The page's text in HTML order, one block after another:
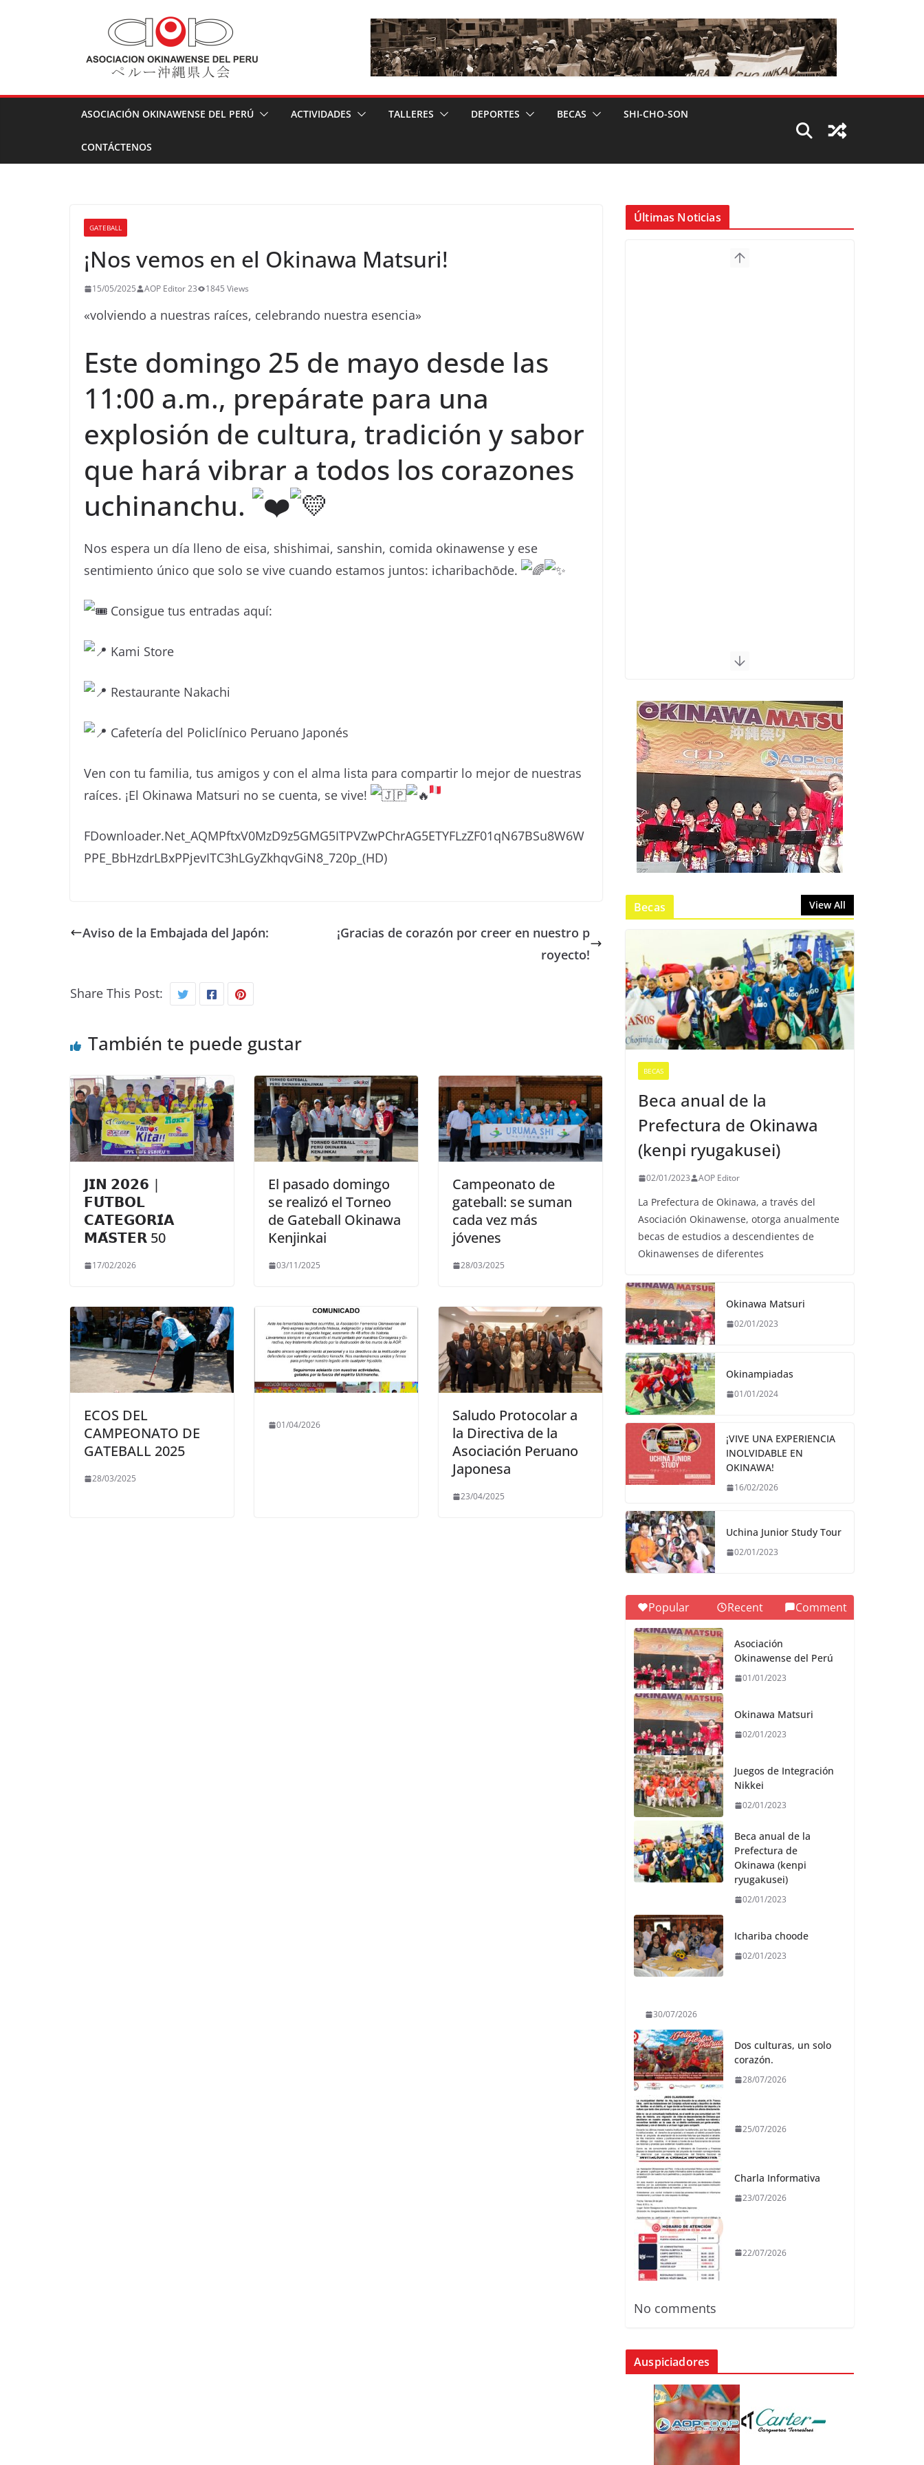
ASOCIACIÓN OKINAWENSE DEL PERÚ ACTIVIDADES TALLERES DEPORTES BECAS SHI-CHO-SON
CONTÁCTENOS
GATEBALL
¡Nos vemos en el Okinawa Matsuri!
15/05/2025 AOP Editor 23 1845 Views
«volviendo a nuestras raíces, celebrando nuestra esencia»
Este domingo 25 de mayo desde las
11:00 a.m., prepárate para una
explosión de cultura, tradición y sabor
que hará vibrar a todos los corazones
uchinanchu.
Nos espera un día lleno de eisa, shishimai, sanshin, comida okinawense y ese
sentimiento único que solo se vive cuando estamos juntos: icharibachōde.
Consigue tus entradas aquí:
Kami Store
Restaurante Nakachi
Cafetería del Policlínico Peruano Japonés
Ven con tu familia, tus amigos y con el alma lista para compartir lo mejor de nuestras
raíces. ¡El Okinawa Matsuri no se cuenta, se vive!
FDownloader.Net_AQMPftxV0MzD9z5GMG5ITPVZwPChrAG5ETYFLzZF01qN67BSu8W6W
PPE_BbHzdrLBxPPjevITC3hLGyZkhqvGiN8_720p_(HD)
Aviso de la Embajada del Japón:
¡Gracias de corazón por creer en nuestro p
royecto!
Share This Post:
También te puede gustar
𝗝𝗜𝗡 𝟮𝟬𝟮𝟲 |
𝗙𝗨́𝗧𝗕𝗢𝗟
𝗖𝗔𝗧𝗘𝗚𝗢𝗥𝗜́𝗔
𝗠𝗔́𝗦𝗧𝗘𝗥 50
17/02/2026
El pasado domingo
se realizó el Torneo
de Gateball Okinawa
Kenjinkai
03/11/2025
Campeonato de
gateball: se suman
cada vez más
jóvenes
28/03/2025
ECOS DEL
CAMPEONATO DE
GATEBALL 2025
28/03/2025
01/04/2026
Saludo Protocolar a
la Directiva de la
Asociación Peruano
Japonesa
23/04/2025
Últimas Noticias
Becas View All
BECAS
Beca anual de la
Prefectura de Okinawa
(kenpi ryugakusei)
02/01/2023 AOP Editor
La Prefectura de Okinawa, a través del
Asociación Okinawense, otorga anualmente
becas de estudios a descendientes de
Okinawenses de diferentes
Okinawa Matsuri
02/01/2023
Okinampiadas
01/01/2024
¡VIVE UNA EXPERIENCIA
INOLVIDABLE EN
OKINAWA!
16/02/2026
Uchina Junior Study Tour
02/01/2023
Popular Recent Comment
Asociación
Okinawense del Perú
01/01/2023
Okinawa Matsuri
02/01/2023
Juegos de Integración
Nikkei
02/01/2023
Beca anual de la
Prefectura de
Okinawa (kenpi
ryugakusei)
02/01/2023
Ichariba choode
02/01/2023
30/07/2026
Dos culturas, un solo
corazón.
28/07/2026
25/07/2026
Charla Informativa
23/07/2026
22/07/2026
No comments
Auspiciadores